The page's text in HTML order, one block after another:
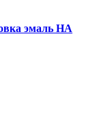
эмаль НА